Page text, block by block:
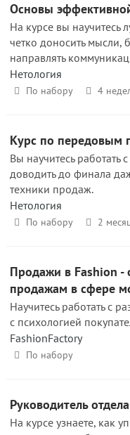
Основы
На курсе вы научитесь
четко доносить мысли,
направлять
Нетология
По набору 4
Курс по передовым
Вы научитесь
доводить до финала
техники продаж.
Нетология
По набору 2
Продажи в Fashion
продажам в сфере
Научитесь работать с
с психологией
FashionFactory
По набору
Руководитель
На курсе узнаете, как